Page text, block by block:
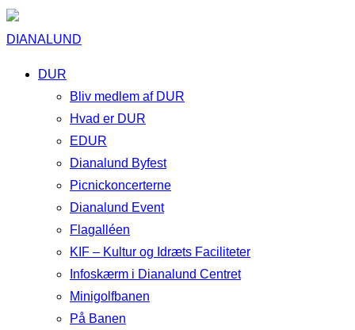
DIANALUND
DUR
Bliv medlem af DUR
Hvad er DUR
EDUR
Dianalund Byfest
Picnickoncerterne
Dianalund Event
Flagalléen
KIF – Kultur og Idræts Faciliteter
Infoskærm i Dianalund Centret
Minigolfbanen
På Banen